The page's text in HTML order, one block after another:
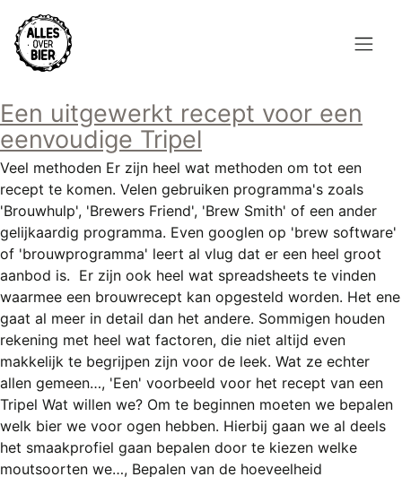
Overslaan
en
naar
gaan
Topmenu
INLOGGEN
REGISTREREN
ADVERTEREN
Hoofdnavigatie
HOME
BROUWEN
BLOG
AANBOD
AGENDA
CONTACT
Een uitgewerkt recept voor een
eenvoudige Tripel
Veel methoden Er zijn heel wat methoden om tot een
recept te komen. Velen gebruiken programma's zoals
'Brouwhulp', 'Brewers Friend', 'Brew Smith' of een ander
gelijkaardig programma. Even googlen op 'brew software'
of 'brouwprogramma' leert al vlug dat er een heel groot
aanbod is. Er zijn ook heel wat spreadsheets te vinden
waarmee een brouwrecept kan opgesteld worden. Het ene
gaat al meer in detail dan het andere. Sommigen houden
rekening met heel wat factoren, die niet altijd even
makkelijk te begrijpen zijn voor de leek. Wat ze echter
allen gemeen…, 'Een' voorbeeld voor het recept van een
Tripel Wat willen we? Om te beginnen moeten we bepalen
welk bier we voor ogen hebben. Hierbij gaan we al deels
het smaakprofiel gaan bepalen door te kiezen welke
moutsoorten we…, Bepalen van de hoeveelheid